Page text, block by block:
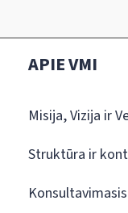
APIE VMI
Misija, Vizija ir
Struktūra ir